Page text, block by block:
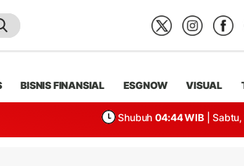
BISNIS FINANSIAL ESGNOW VISUAL
Shubuh 04:44 WIB |